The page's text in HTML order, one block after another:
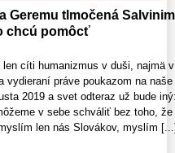
Geremu tlmočená
chcú pomôcť
len cíti humanizmus v duši, najmä
vydieraní práve poukazom na
2019 a svet odteraz už bude
v sebe schváliť bez toho,
len nás Slovákov, myslím